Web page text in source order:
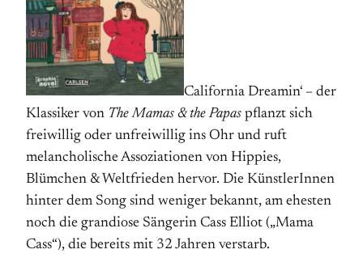
California Dreamin‘ – der
Klassiker von The Mamas & the Papas pflanzt sich
freiwillig oder unfreiwillig ins Ohr und ruft
melancholische Assoziationen von Hippies,
Blümchen & Welt­frieden hervor. Die KünstlerInnen
hinter dem Song sind weniger bekannt, am ehesten
noch die grandiose Sängerin Cass Elliot („Mama
Cass“), die bereits mit 32 Jahren verstarb.